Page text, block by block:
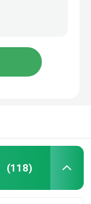
(118)